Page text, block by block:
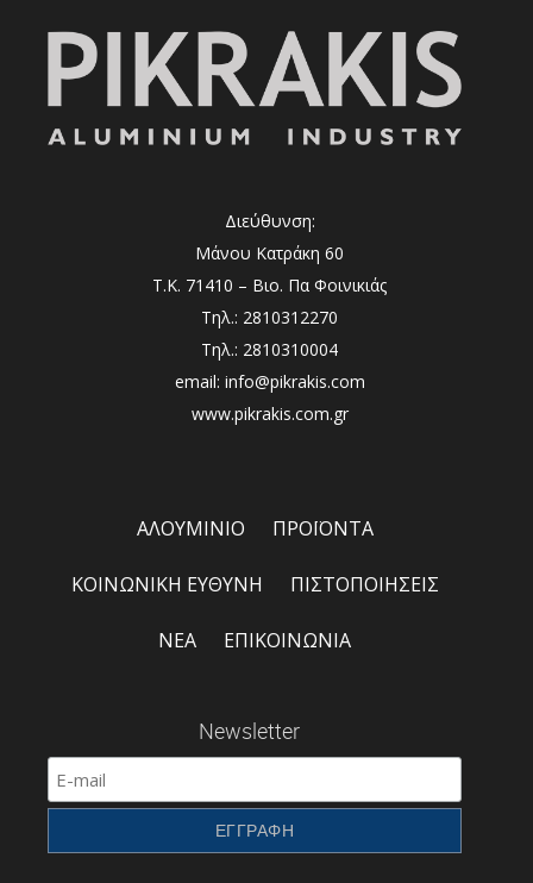
Διεύθυνση:
Μάνου Κατράκη 60
Τ.Κ. 71410 – Βιο. Πα Φοινικιάς
Τηλ.: 2810312270
Τηλ.: 2810310004
email: info@pikrakis.com
www.pikrakis.com.gr
ΑΛΟΥΜΙΝΙΟ ΠΡΟΪΟΝΤΑ
ΚΟΙΝΩΝΙΚΗ ΕΥΘΥΝΗ ΠΙΣΤΟΠΟΙΗΣΕΙΣ
ΝΕΑ ΕΠΙΚΟΙΝΩΝΙΑ
Newsletter